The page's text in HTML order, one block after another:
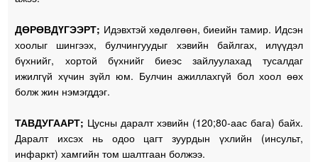
ДӨРӨВДҮГЭЭРТ; Идэвхтэй хөдөлгөөн, биеийн тамир. Идсэн
хоолыг шингээх, булчингуудыг хэвийн байлгах, илүүдэл
бүхнийг, хортой бүхнийг биеэс зайлуулахад тусалдаг
ижилгүй хүчин зүйл юм. Булчин ажиллахгүй бол хоол өөх
болж жин нэмэгддэг.
ТАВДУГААРТ; Цусны даралт хэвийн (120;80-аас бага) байх.
Даралт ихсэх нь одоо цагт зуурдын үхлийн (инсульт,
инфаркт) хамгийн том шалтгаан болжээ.